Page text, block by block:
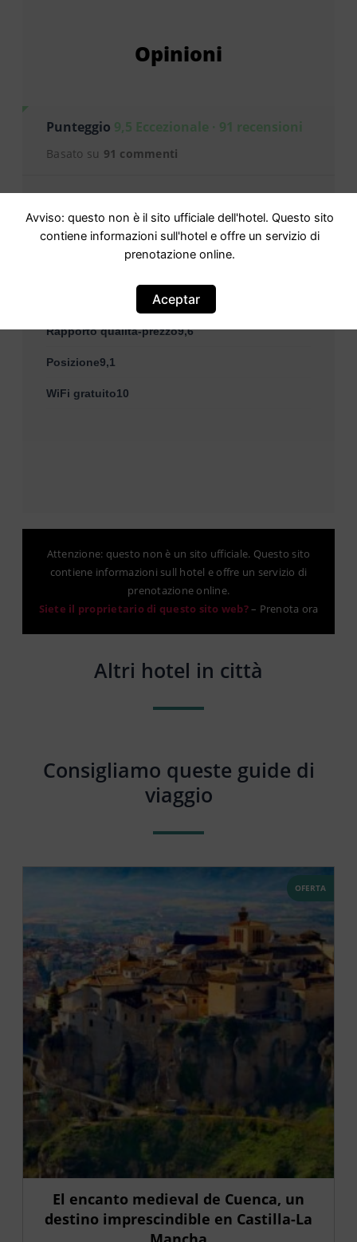
Opinioni
Punteggio 9,5 Eccezionale · 91 recensioni
Basato su 91 commenti
Servizi9,5
Rapporto qualità-prezzo9,6
Posizione9,1
WiFi gratuito10
Attenzione: questo non è un sito ufficiale. Questo sito
contiene informazioni sull hotel e offre un servizio di
prenotazione online.
Siete il proprietario di questo sito web?– Prenota ora
Altri hotel in città
Consigliamo queste guide di
viaggio
OFERTA
El encanto medieval de Cuenca, un
destino imprescindible en Castilla-La
Avviso: questo non è il sito ufficiale dell'hotel. Questo sito
contiene informazioni sull'hotel e offre un servizio di
prenotazione online.
Aceptar